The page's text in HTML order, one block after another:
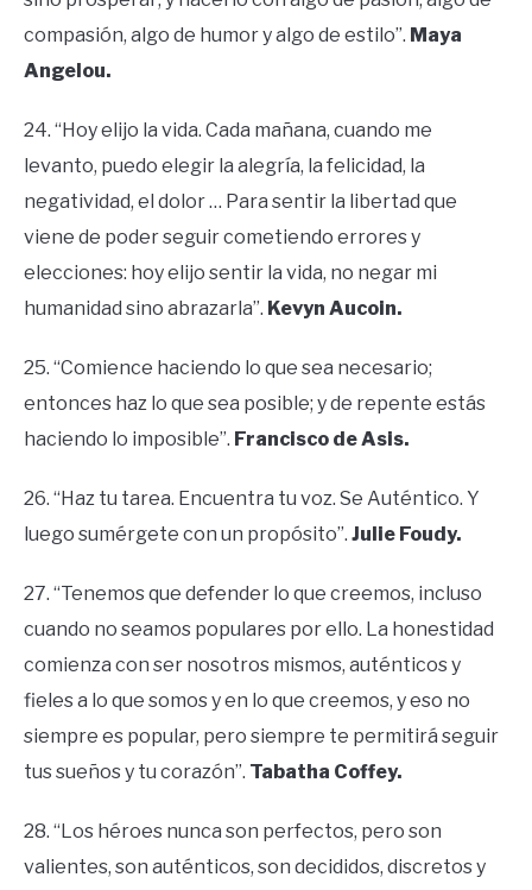
compasión, algo de humor y algo de estilo”. Maya
Angelou.
24. “Hoy elijo la vida. Cada mañana, cuando me
levanto, puedo elegir la alegría, la felicidad, la
negatividad, el dolor … Para sentir la libertad que
viene de poder seguir cometiendo errores y
elecciones: hoy elijo sentir la vida, no negar mi
humanidad sino abrazarla”. Kevyn Aucoin.
25. “Comience haciendo lo que sea necesario;
entonces haz lo que sea posible; y de repente estás
haciendo lo imposible”. Francisco deAsis.
26. “Haz tu tarea. Encuentra tu voz. Se Auténtico. Y
luego sumérgete con un propósito”. Julie Foudy.
27. “Tenemos que defender lo que creemos, incluso
cuando no seamos populares por ello. La honestidad
comienza con ser nosotros mismos, auténticos y
fieles a lo que somos y en lo que creemos, y eso no
siempre es popular, pero siempre te permitirá seguir
tus sueños y tu corazón”. Tabatha Coffey.
28. “Los héroes nunca son perfectos, pero son
valientes, son auténticos, son decididos, discretos y